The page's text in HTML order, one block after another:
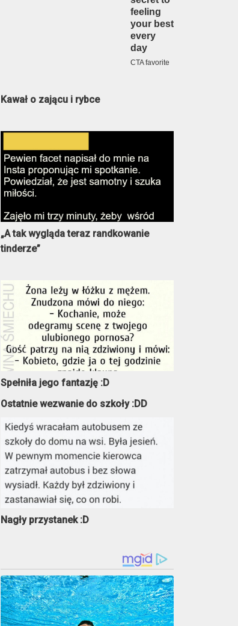
Kawał o zającu i rybce
„A tak wygląda teraz randkowanie
tinderze”
Spełniła jego fantazję :D
Ostatnie wezwanie do szkoły :DD
Nagły przystanek :D